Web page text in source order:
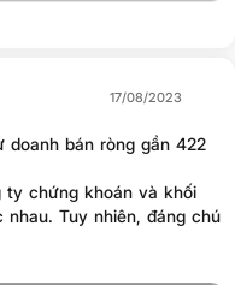
17/08/2023
doanh bán ròng gần 422
ty chứng khoán và khối
Tuy nhiên, đáng chú
gần 422 tỷ đồng trong